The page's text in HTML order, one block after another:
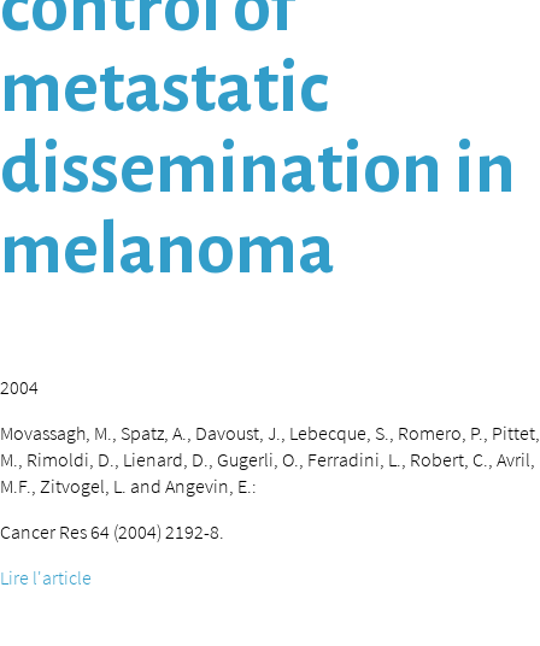
metastatic
dissemination in
melanoma
2004
Movassagh, M., Spatz, A., Davoust, J., Lebecque, S., Romero, P., Pittet,
M., Rimoldi, D., Lienard, D., Gugerli, O., Ferradini, L., Robert, C., Avril,
M.F., Zitvogel, L. and Angevin, E.:
Cancer Res 64 (2004) 2192-8.
Lire l'article